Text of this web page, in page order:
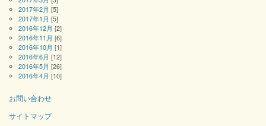
2017年2月 [5]
2017年1月 [5]
2016年12月 [2]
2016年11月 [6]
2016年10月 [1]
2016年6月 [12]
2016年5月 [26]
2016年4月 [10]
お問い合わせ
サイトマップ